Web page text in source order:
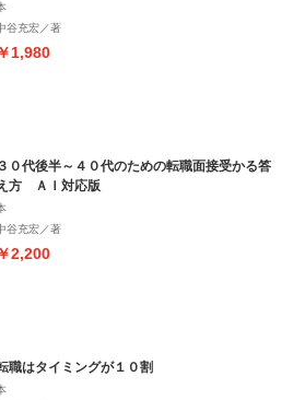
谷充宏／著
￥1,980
３０代後半～４０代のための転職面接受かる答
方 ＡＩ対応版
谷充宏／著
￥2,200
職はタイミングが１０割